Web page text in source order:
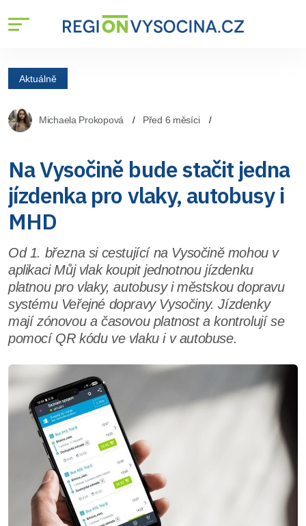
Aktuálně
Michaela Prokopová Před 6 měsíci
Na Vysočině bude stačit jedna
jízdenka pro vlaky, autobusy i
MHD
Od 1. března si cestující na Vysočině mohou v
aplikaci Můj vlak koupit jednotnou jízdenku
platnou pro vlaky, autobusy i městskou dopravu
systému Veřejné dopravy Vysočiny. Jízdenky
mají zónovou a časovou platnost a kontrolují se
pomocí QR kódu ve vlaku i v autobuse.